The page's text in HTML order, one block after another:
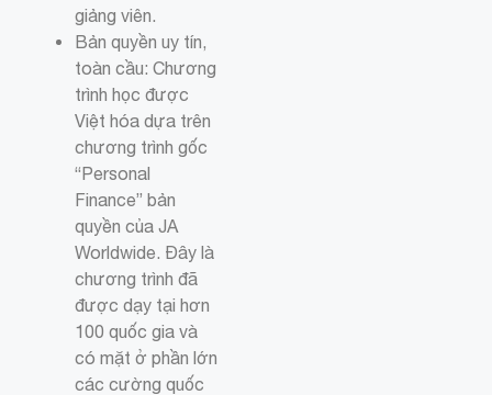
giảng viên.
Bản quyền uy tín,
toàn cầu: Chương
trình học được
Việt hóa dựa trên
chương trình gốc
“Personal
Finance” bản
quyền của JA
Worldwide. Đây là
chương trình đã
được dạy tại hơn
100 quốc gia và
có mặt ở phần lớn
các cường quốc